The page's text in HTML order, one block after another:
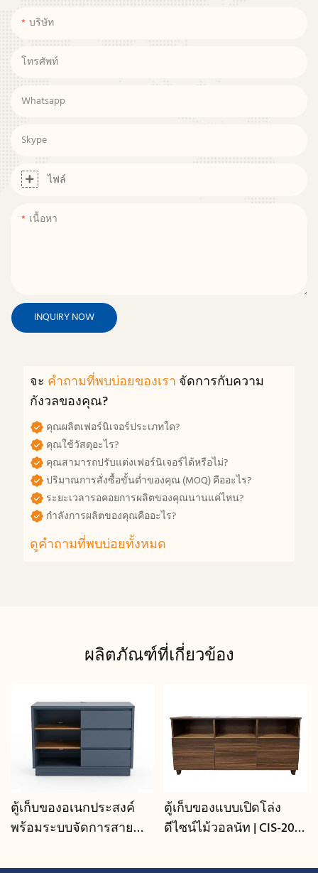
บริษัท
โทรศัพท์
Whatsapp
Skype
ไฟล์
เนื้อหา
INQUIRY NOW
จะ คำถามที่พบบ่อยของเรา จัดการกับความ
กังวลของคุณ?
คุณผลิตเฟอร์นิเจอร์ประเภทใด?
คุณใช้วัสดุอะไร?
คุณสามารถปรับแต่งเฟอร์นิเจอร์ได้หรือไม่?
ปริมาณการสั่งซื้อขั้นต่ำของคุณ (MOQ) คืออะไร?
ระยะเวลารอคอยการผลิตของคุณนานแค่ไหน?
กำลังการผลิตของคุณคืออะไร?
ดูคำถามที่พบบ่อยทั้งหมด
ผลิตภัณฑ์ที่เกี่ยวข้อง
ตู้เก็บของอเนกประสงค์
พร้อมระบบจัดการสาย
ตู้เก็บของแบบเปิดโล่ง
ดีไซน์ไม้วอลนัท | CIS-207 -